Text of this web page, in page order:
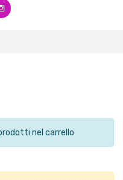
nel carrello